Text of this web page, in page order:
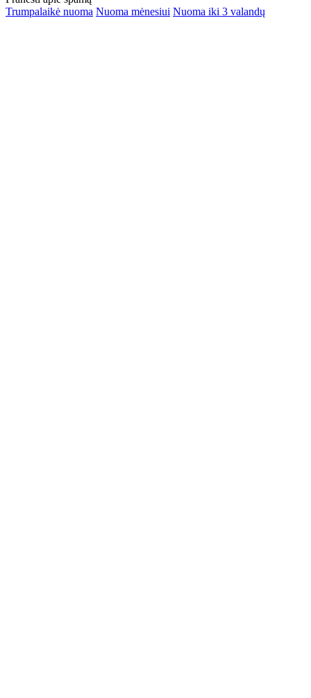
Trumpalaikė nuoma Nuoma mėnesiui Nuoma iki 3 valandų